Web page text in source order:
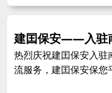
建囯保安——入驻
热烈庆祝建囯保安入驻
流服务，建囯保安保您